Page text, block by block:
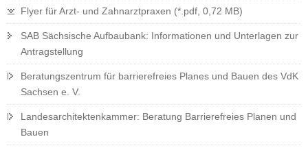
Flyer für Arzt- und Zahnarztpraxen (*.pdf, 0,72 MB)
SAB Sächsische Aufbaubank: Informationen und Unterlagen zur
Antragstellung
Beratungszentrum für barrierefreies Planes und Bauen des VdK
Sachsen e. V.
Landesarchitektenkammer: Beratung Barrierefreies Planen und
Bauen